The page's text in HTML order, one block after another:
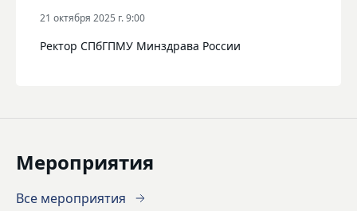
21 октября 2025 г. 9:00
Ректор СПбГПМУ Минздрава России
Мероприятия
Все мероприятия